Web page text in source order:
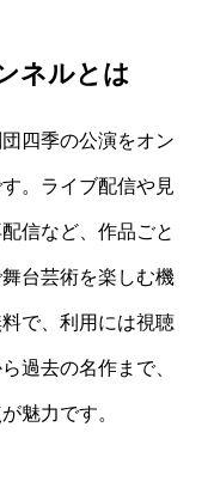
ネルとは
四季の公演をオン
。ライブ配信や見
信など、作品ごと
台芸術を楽しむ機
で、利用には視聴
過去の名作まで、
魅力です。